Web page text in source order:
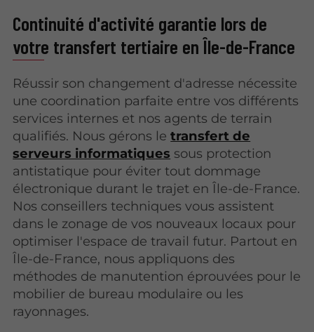
Continuité d'activité garantie lors de
votre transfert tertiaire en Île-de-France
Réussir son changement d'adresse nécessite
une coordination parfaite entre vos différents
services internes et nos agents de terrain
qualifiés. Nous gérons letransfert de
serveurs informatiques sous protection
antistatique pour éviter tout dommage
électronique durant le trajet en Île-de-France.
Nos conseillers techniques vous assistent
dans le zonage de vos nouveaux locaux pour
optimiser l'espace de travail futur. Partout en
Île-de-France, nous appliquons des
méthodes de manutention éprouvées pour le
mobilier de bureau modulaire ou les
rayonnages.